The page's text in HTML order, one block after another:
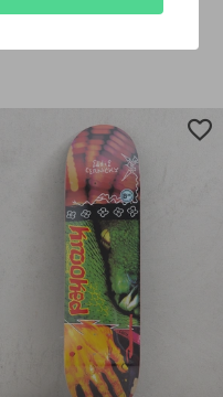
Dostępne rozmiary:
Dostępne rozmiary: